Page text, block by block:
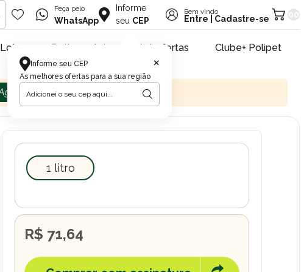
Peça pelo
WhatsApp
Informe
seu CEP
Informe seu CEP
As melhores ofertas para a sua região
×
Bem vindo
Entre Cadastre-se
Lojas Retire na loja Pet ofertas Clube+ Polipet
1 litro
R$ 71,64